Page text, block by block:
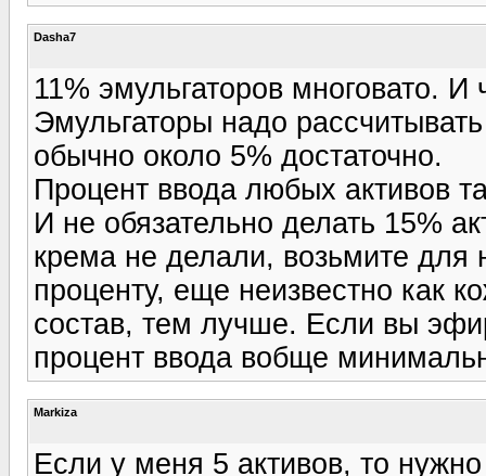
Dasha7
11% эмульгаторов многовато.
Эмульгаторы надо
обычно около 5% достаточно.
Процент ввода любых активов
И не обязательно делать 15%
крема не делали, возьмите
проценту, еще неизвестно как
состав, тем лучше. Если вы
процент ввода вобще
Markiza
Если у меня 5 активов, то